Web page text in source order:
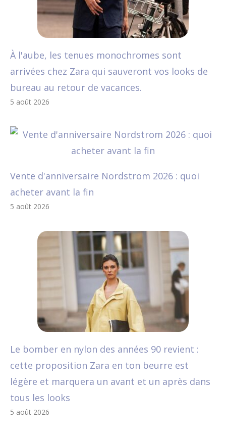
À l'aube, les tenues monochromes sont
arrivées chez Zara qui sauveront vos looks de
bureau au retour de vacances.
5 août 2026
Vente d'anniversaire Nordstrom 2026 : quoi
acheter avant la fin
5 août 2026
Le bomber en nylon des années 90 revient :
cette proposition Zara en ton beurre est
légère et marquera un avant et un après dans
tous les looks
5 août 2026